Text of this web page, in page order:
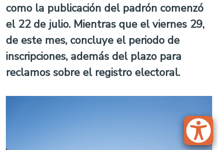
como la publicación del padrón comenzó
el 22 de julio. Mientras que el viernes 29,
de este mes, concluye el periodo de
inscripciones, además del plazo para
reclamos sobre el registro electoral.